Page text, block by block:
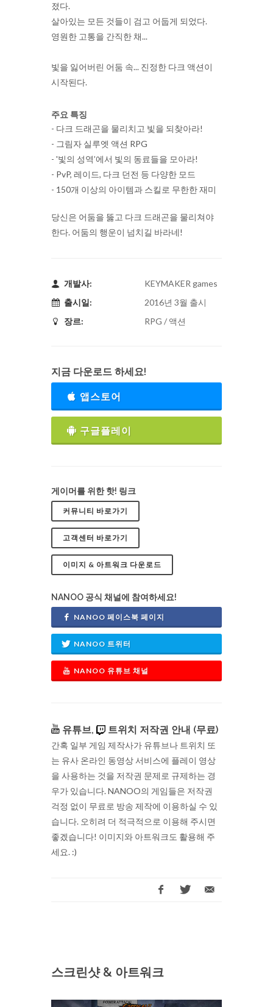
졌다.
살아있는 모든 것들이 검고 어둡게 되었다.
영원한 고통을 간직한 채...
빛을 잃어버린 어둠 속... 진정한 다크 액션이
시작된다.
주요 특징
- 다크 드래곤을 물리치고 빛을 되찾아라!
- 그림자 실루엣 액션 RPG
- '빛의 성역’에서 빛의 동료들을 모아라!
- PvP, 레이드, 다크 던전 등 다양한 모드
- 150개 이상의 아이템과 스킬로 무한한 재미
당신은 어둠을 뚫고 다크 드래곤을 물리쳐야
한다. 어둠의 행운이 넘치길 바라네!
개발사:
KEYMAKER games
출시일:
2016년 3월 출시
장르:
RPG / 액션
지금 다운로드 하세요!
앱스토어
구글플레이
게이머를 위한 핫! 링크
커뮤니티 바로가기
고객센터 바로가기
이미지 & 아트워크 다운로드
NANOO 공식 채널에 참여하세요!
NANOO 페이스북 페이지
NANOO 트위터
NANOO 유튜브 채널
유튜브, 트위치 저작권 안내 (무료)
간혹 일부 게임 제작사가 유튜브나 트위치 또
는 유사 온라인 동영상 서비스에 플레이 영상
을 사용하는 것을 저작권 문제로 규제하는 경
우가 있습니다. NANOO의 게임들은 저작권
걱정 없이 무료로 방송 제작에 이용하실 수 있
습니다. 오히려 더 적극적으로 이용해 주시면
좋겠습니다! 이미지와 아트워크도 활용해 주
세요. :)
스크린샷 & 아트워크